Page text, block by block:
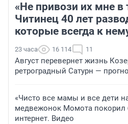
«Не привози их мне в
Читинец 40 лет
которые всегда к
23 часа 16 114 11
Август перевернет жизнь
ретроградный Сатурн —
«Чисто все мамы и все дети
медвежонок Момота покорил
интернет. Видео